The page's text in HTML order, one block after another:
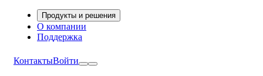
Продукты и решения
О компании
Поддержка
КонтактыВойти